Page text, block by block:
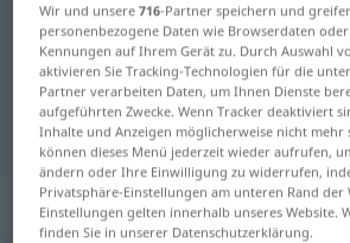
Kroatisch-Deutsch
"spor"
"spor" Deutsch
„spor“: pridjev
Wir und unsere716-Partner speichern und
personenbezogene Daten wie Browserdaten
Kennungen auf Ihrem Gerät zu. Durch Auswahl
aktivieren Sie Tracking-Technologien für die
Partner verarbeiten Daten, um Ihnen Dienste
aufgeführten Zwecke. Wenn Tracker deaktiviert
Inhalte und Anzeigen möglicherweise nicht mehr
können dieses Menü jederzeit wieder aufrufen,
ändern oder Ihre Einwilligung zu widerrufen,
Privatsphäre-Einstellungen am unteren Rand der
Einstellungen gelten innerhalb unseres Website.
finden Sie in unserer Datenschutzerklärung.